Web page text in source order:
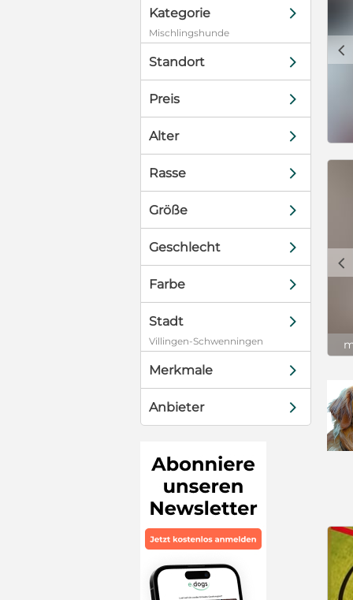
Kategorie d
Mischlingshunde
Standort d
Preis d
Alter d
Rasse d
Größe d
Geschlecht d
Farbe d
Stadt d
Villingen-Schwenningen
Merkmale d
Anbieter d
c
c